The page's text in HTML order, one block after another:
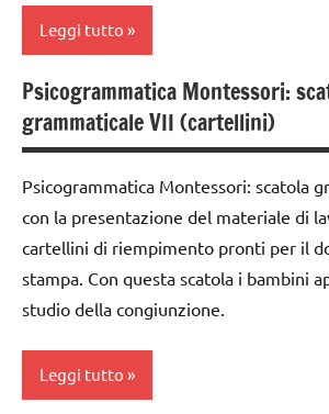
Montessori
ARGOMENTI
PER ETA'
ARTICOLI
LINGUAGGIO
MONTESSORI
materiale
didattico
Montessori
psicogrammatica
Montessori
GEOGRAFIA
TUTTI GLI
ARTICOLI
Leggi tutto
analisi
grammaticale
Montessori
classe
1a
classe
2a
3a
Psicogrammatica Montessori:
grammaticale VII (cartellini)
Psicogrammatica Montessori: scatola
con la presentazione del materiale di
cartellini di riempimento pronti per il
stampa. Con questa scatola i bambini
studio della congiunzione.
Leggi tutto